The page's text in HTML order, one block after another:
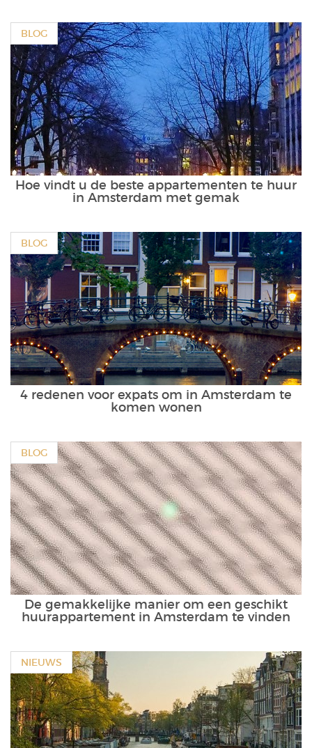
BLOG
Hoe vindt u de beste appartementen te huur
in Amsterdam met gemak
BLOG
4 redenen voor expats om in Amsterdam te
komen wonen
BLOG
De gemakkelijke manier om een geschikt
huurappartement in Amsterdam te vinden
NIEUWS